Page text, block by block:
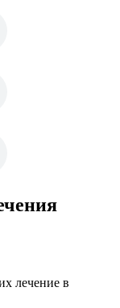
лечение в